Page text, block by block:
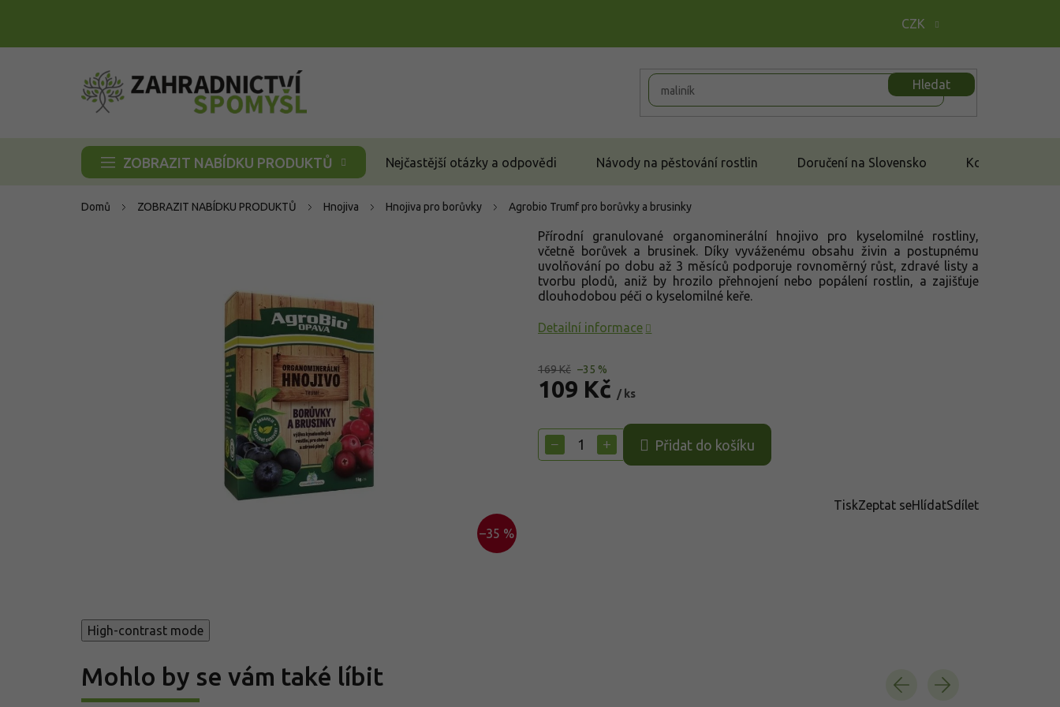
CZK
Hledat
ZOBRAZIT NABÍDKU PRODUKTŮ Nejčastější otázky a odpovědi Návody na pěstování rostlin Doručení na Slovensko Kontakt
Domů ZOBRAZIT NABÍDKU PRODUKTŮ Hnojiva Hnojiva pro borůvky Agrobio Trumf pro borůvky a brusinky
–35 %
169 Kč –35 %
109 Kč / ks
cena:
+
− Přidat do košíku
Přírodní granulované organominerální hnojivo pro kyselomilné rostliny,
včetně borůvek a brusinek. Díky vyváženému obsahu živin a postupnému
uvolňování po dobu až 3 měsíců podporuje rovnoměrný růst, zdravé listy a
tvorbu plodů, aniž by hrozilo přehnojení nebo popálení rostlin, a zajišťuje
dlouhodobou péči o kyselomilné keře.
Detailní informace
TiskZeptat seHlídatSdílet
High-contrast mode
Mohlo by se vám také líbit